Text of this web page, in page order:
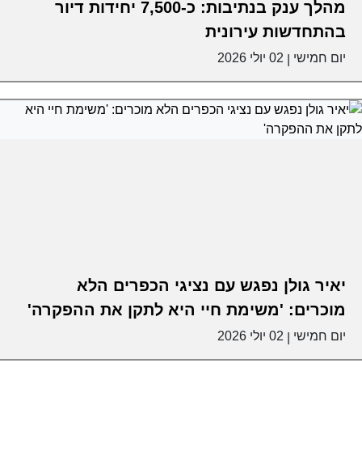
מהלך ענק בנתיבות: כ-7,500 יחידות דיור
בהתחדשות עירונית
יום חמישי 02 יולי 2026
יאיר גולן נפגש עם נציגי הכפרים הלא
מוכרים: 'משימת חיי היא לתקן את ההפקרה'
יום חמישי 02 יולי 2026